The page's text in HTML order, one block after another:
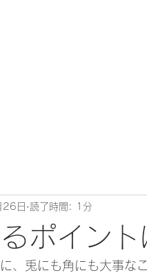
ポイン
日 読了時間: 1分
、兎にも角にも大事な